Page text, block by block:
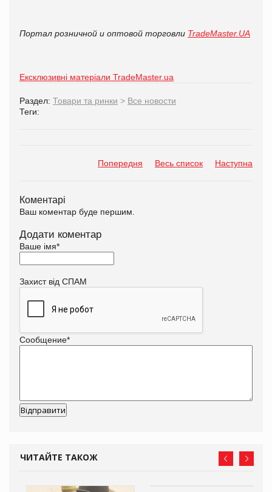
Портал розничной и оптовой торговли TradeMaster.UA
Ексклюзивні матеріали TradeMaster.ua
Раздел: Товари та ринки > Все новости
Теги:
Попередня Весь список Наступна
Коментарі
Ваш коментар буде першим.
Додати коментар
Ваше імя*
Захист від СПАМ
Сообщение*
ЧИТАЙТЕ ТАКОЖ